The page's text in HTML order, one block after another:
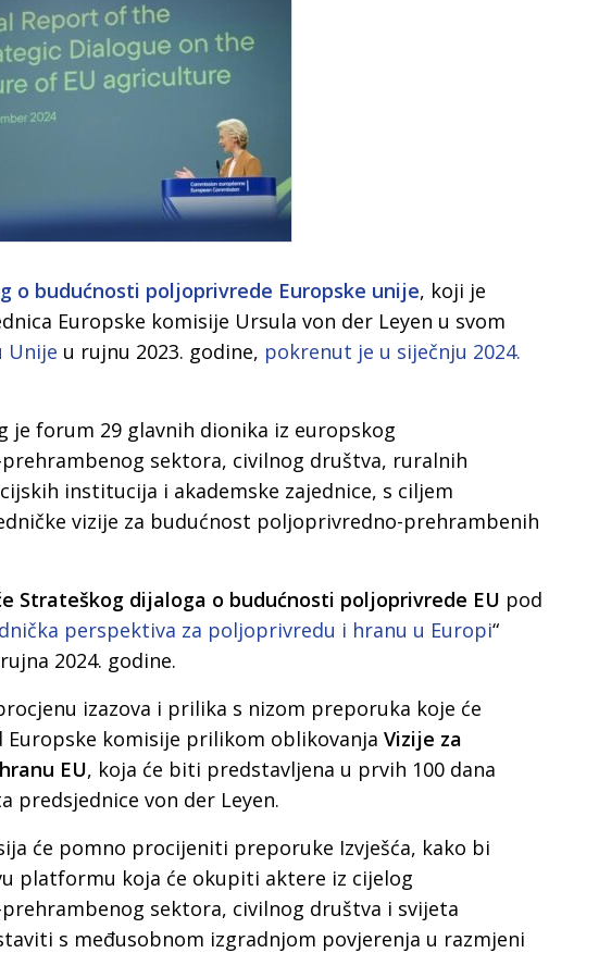
o budućnosti poljoprivrede Europske unije, koji je
Europske komisije Ursula von der Leyen u svom
Unije u rujnu 2023. godine, pokrenut je u siječnju 2024.
je forum 29 glavnih dionika iz europskog
sektora, civilnog društva, ruralnih
institucija i akademske zajednice, s ciljem
vizije za budućnost poljoprivredno-prehrambenih
Strateškog dijaloga o budućnosti poljoprivrede EU pod
perspektiva za poljoprivredu i hranu u Europi“
2024. godine.
izazova i prilika s nizom preporuka koje će
Europske komisije prilikom oblikovanja Vizije za
EU, koja će biti predstavljena u prvih 100 dana
predsjednice von der Leyen.
će pomno procijeniti preporuke Izvješća, kako bi
platformu koja će okupiti aktere iz cijelog
sektora, civilnog društva i svijeta
s međusobnom izgradnjom povjerenja u razmjeni